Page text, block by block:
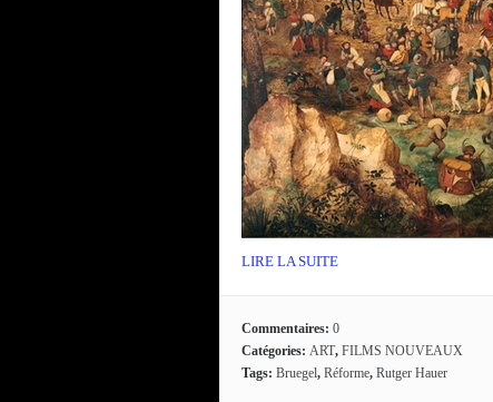
LIRE LA SUITE
Commentaires: 0
Catégories: ART, FILMS NOUVEAUX
Tags: Bruegel, Réforme, Rutger Hauer